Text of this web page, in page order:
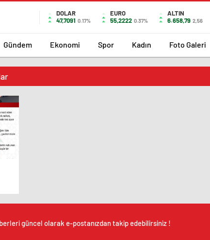
DOLAR
47,7091 0.17%
EURO
55,2222 0.37%
ALTIN
6.658,79 2,56
Gündem Ekonomi Spor Kadın Foto Galeri
güncel olarak e-postanızdan takip edebilirsiniz !